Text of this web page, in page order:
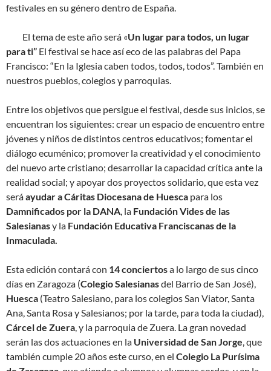
festivales en su género dentro de España.
El tema de este año será «Un lugar para todos, un lugar
para ti” El festival se hace así eco de las palabras del Papa
Francisco: “En la Iglesia caben todos, todos, todos”. También en
nuestros pueblos, colegios y parroquias.
Entre los objetivos que persigue el festival, desde sus inicios, se
encuentran los siguientes: crear un espacio de encuentro entre
jóvenes y niños de distintos centros educativos; fomentar el
diálogo ecuménico; promover la creatividad y el conocimiento
del nuevo arte cristiano; desarrollar la capacidad crítica ante la
realidad social; y apoyar dos proyectos solidario, que esta vez
seráayudar a Cáritas Diocesana de Huesca para los
Damnificados por la DANA, la Fundación Vides de las
Salesianasy la Fundación Educativa Franciscanas de la
Inmaculada.
Esta edición contará con 14 conciertosa lo largo de sus cinco
días en Zaragoza (Colegio Salesianasdel Barrio de San José),
Huesca (Teatro Salesiano, para los colegios San Viator, Santa
Ana, Santa Rosa y Salesianos; por la tarde, para toda la ciudad),
Cárcel de Zuera, y la parroquia de Zuera. La gran novedad
serán las dos actuaciones en la Universidad de San Jorge, que
también cumple 20 años este curso, en el Colegio La Purísima